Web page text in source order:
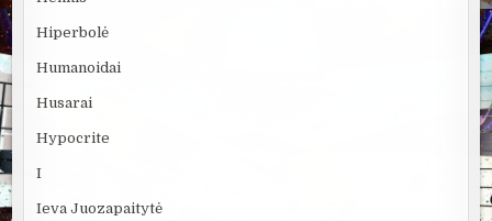
Hiperbolė
Humanoidai
Husarai
Hypocrite
I
Ieva Juozapaitytė